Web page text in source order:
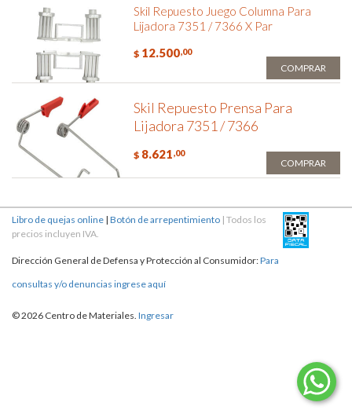
Skil Repuesto Juego Columna Para
Lijadora 7351 / 7366 X Par
$ 12.500,00
COMPRAR
Skil Repuesto Prensa Para
Lijadora 7351 / 7366
$ 8.621,00
COMPRAR
Libro de quejas online | Botón de arrepentimiento | Todos los
precios incluyen IVA.
Dirección General de Defensa y Protección al Consumidor:Para
consultas y/o denuncias ingrese aquí
© 2026 Centro de Materiales. Ingresar